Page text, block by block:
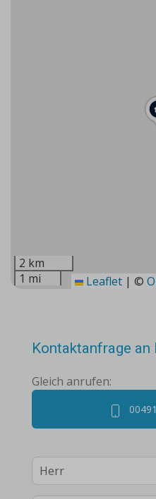
2 km
1 mi
Leaflet | ©
Kontaktanfrage
Gleich anrufen: